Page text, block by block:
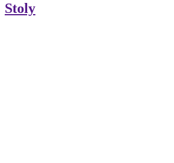
Stoly